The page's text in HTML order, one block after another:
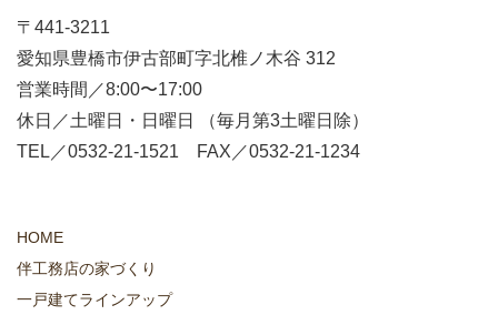
〒441-3211
愛知県豊橋市伊古部町字北椎ノ木谷 312
営業時間／8:00〜17:00
休日／土曜日・日曜日 （毎月第3土曜日除）
TEL／0532-21-1521 FAX／0532-21-1234
HOME
伴工務店の家づくり
一戸建てラインアップ